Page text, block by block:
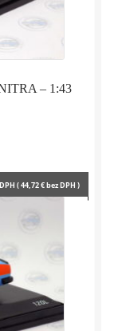
– 1:43
(44,72€bez DPH )